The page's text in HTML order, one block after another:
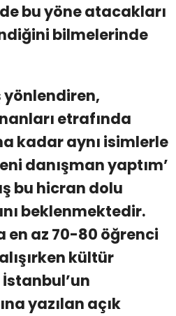
bu yöne atacakları
bilmelerinde
yönlendiren,
etrafında
kadar aynı isimlerle
danışman yaptım’
bu hicran dolu
beklenmektedir.
en az 70-80 öğrenci
kültür
yazılan açık